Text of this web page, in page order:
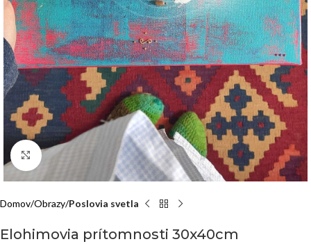
Click to enlarge
Domov Obrazy Poslovia svetla
Elohimovia prítomnosti 30x40cm